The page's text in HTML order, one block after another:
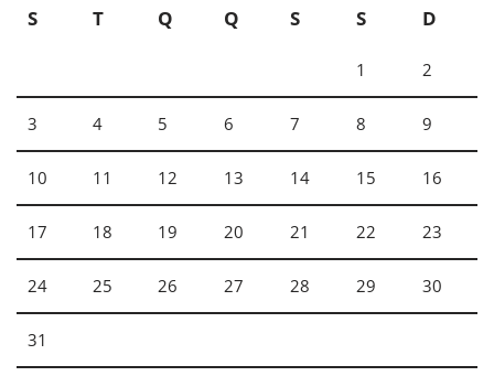
S
T Q Q S S D
1 2
3 4 5 6 7 8 9
10 11 12 13 14 15 16
17 18 19 20 21 22 23
24 25 26 27 28 29 30
31